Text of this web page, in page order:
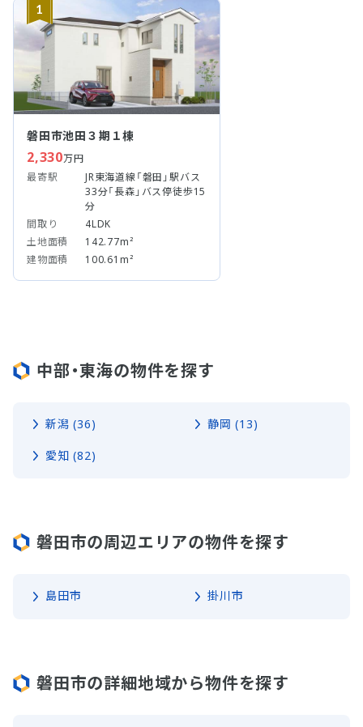
1
磐田市池田３期１棟
2,330万円
最寄駅
JR東海道線「磐田」駅バス
33分「長森」バス停徒歩15
分
間取り
4LDK
土地面積
142.77m²
建物面積
100.61m²
中部・東海の物件を探す
新潟 (36) 静岡 (13)
愛知 (82)
磐田市の周辺エリアの物件を探す
島田市 掛川市
磐田市の詳細地域から物件を探す